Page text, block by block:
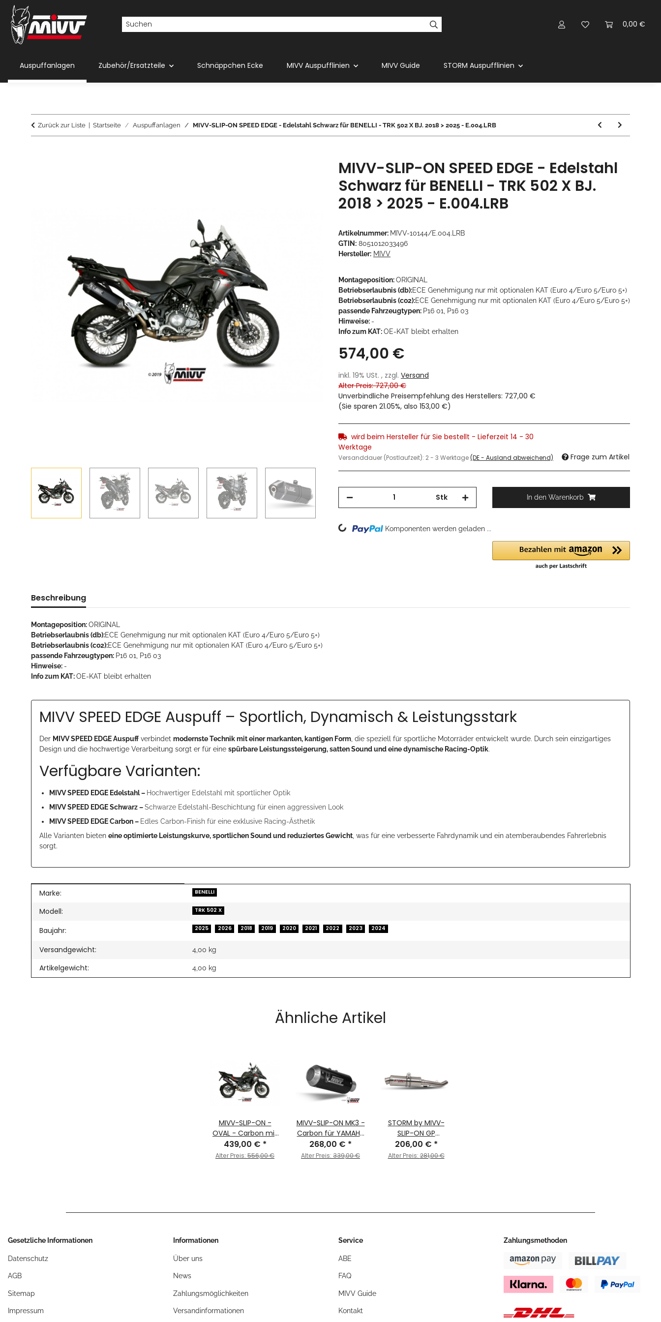
0,00 €
Auspuffanlagen Zubehör/Ersatzteile Schnäppchen Ecke MIVV Auspufflinien MIVV Guide STORM Auspufflinien
Zurück zur Liste Startseite Auspuffanlagen MIVV-SLIP-ON SPEED EDGE - Edelstahl Schwarz für BENELLI - TRK 502 X BJ. 2018 > 2025 - E.004.LRB
MIVV-SLIP-ON SPEED EDGE - Edelstahl
Schwarz für BENELLI - TRK 502 X BJ.
2018 > 2025 - E.004.LRB
Artikelnummer: MIVV-10144/E.004.LRB
GTIN: 8051012033496
Hersteller: MIVV
Montageposition:ORIGINAL
Betriebserlaubnis (db):ECE Genehmigung nur mit optionalen KAT (Euro 4/Euro 5/Euro 5+)
Betriebserlaubnis (co2):ECE Genehmigung nur mit optionalen KAT (Euro 4/Euro 5/Euro 5+)
passende Fahrzeugtypen: P16 01, P16 03
Hinweise: -
Info zum KAT:OE-KAT bleibt erhalten
574,00 €
inkl. 19% USt. , zzgl. Versand
Alter Preis: 727,00 €
Unverbindliche Preisempfehlung des Herstellers: 727,00 €
(Sie sparen 21.05%, also 153,00 €)
wird beim Hersteller für Sie bestellt - Lieferzeit 14 - 30
Werktage
Versanddauer (Postlaufzeit): 2 - 3 Werktage(DE - Ausland abweichend) Frage zum Artikel
Stk In den Warenkorb
Loading... Komponenten werden geladen ...
Beschreibung
Montageposition:ORIGINAL
Betriebserlaubnis (db):ECE Genehmigung nur mit optionalen KAT (Euro 4/Euro 5/Euro 5+)
Betriebserlaubnis (co2):ECE Genehmigung nur mit optionalen KAT (Euro 4/Euro 5/Euro 5+)
passende Fahrzeugtypen: P16 01, P16 03
Hinweise: -
Info zum KAT:OE-KAT bleibt erhalten
MIVV SPEED EDGE Auspuff – Sportlich, Dynamisch & Leistungsstark
Der MIVV SPEED EDGE Auspuff verbindet modernste Technik mit einer markanten, kantigen Form , die speziell für sportliche Motorräder entwickelt wurde. Durch sein einzigartiges
Design und die hochwertige Verarbeitung sorgt er für eine spürbare Leistungssteigerung, satten Sound und eine dynamische Racing-Optik.
Verfügbare Varianten:
MIVV SPEED EDGE Edelstahl – Hochwertiger Edelstahl mit sportlicher Optik
MIVV SPEED EDGE Schwarz –Schwarze Edelstahl-Beschichtung für einen aggressiven Look
MIVV SPEED EDGE Carbon – Edles Carbon-Finish für eine exklusive Racing-Ästhetik
Alle Varianten bieten eine optimierte Leistungskurve, sportlichen Sound und reduziertes Gewicht , was für eine verbesserte Fahrdynamik und ein atemberaubendes Fahrerlebnis
sorgt.
Produkteigenschaft
Wert
Marke: BENELLI
Modell: TRK 502 X
Baujahr: 2025 2026 2018 2019 2020 2021 2022 2023 2024
Versandgewicht: 4,00 kg
Artikelgewicht: 4,00 kg
Ähnliche Artikel
MIVV-SLIP-ON -
OVAL - Carbon mit
Carbon Endkappe
für BENELLI - TRK 502
439,00 € *
Alter Preis: 556,00 €
MIVV-SLIP-ON MK3 -
Carbon für YAMAHA
- MT-03 BJ. 2016 >
2025 - Y.055.SM3C
268,00 € *
Alter Preis: 339,00 €
STORM by MIVV-
SLIP-ON GP
Edelstahl für HONDA
X-ADV 750 Bj. 2017 >
206,00 € *
Alter Preis:281,00 €
Gesetzliche Informationen
Datenschutz
AGB
Sitemap
Impressum
Informationen
Über uns
News
Zahlungsmöglichkeiten
Versandinformationen
Service
ABE
FAQ
MIVV Guide
Kontakt
Zahlungsmethoden